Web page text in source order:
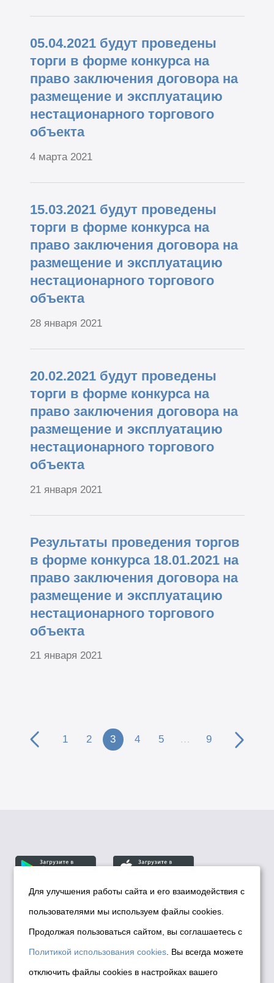
05.04.2021 будут проведены
торги в форме конкурса на
право заключения договора на
размещение и эксплуатацию
нестационарного торгового
объекта
4 марта 2021
15.03.2021 будут проведены
торги в форме конкурса на
право заключения договора на
размещение и эксплуатацию
нестационарного торгового
объекта
28 января 2021
20.02.2021 будут проведены
торги в форме конкурса на
право заключения договора на
размещение и эксплуатацию
нестационарного торгового
объекта
21 января 2021
Результаты проведения торгов
в форме конкурса 18.01.2021 на
право заключения договора на
размещение и эксплуатацию
нестационарного торгового
объекта
21 января 2021
1 2 3 4 5 … 9
© Департамент информационной политики мэрии
города Новосибирска, 2026
Политика использования Cookies
Политика по обработке персональных
Для улучшения работы сайта и его взаимодействия с
пользователями мы используем файлы cookies.
Продолжая пользоваться сайтом, вы соглашаетесь с
Политикой использования cookies . Вы всегда можете
отключить файлы cookies в настройках вашего